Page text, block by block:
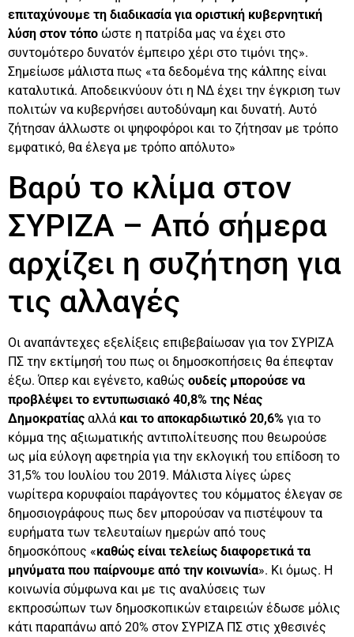
επιταχύνουμε τη διαδικασία για οριστική κυβερνητική
λύση στον τόπο ώστε η πατρίδα μας να έχει στο
συντομότερο δυνατόν έμπειρο χέρι στο τιμόνι της».
Σημείωσε μάλιστα πως «τα δεδομένα της κάλπης είναι
καταλυτικά. Αποδεικνύουν ότι η ΝΔ έχει την έγκριση των
πολιτών να κυβερνήσει αυτοδύναμη και δυνατή. Αυτό
ζήτησαν άλλωστε οι ψηφοφόροι και το ζήτησαν με τρόπο
εμφατικό, θα έλεγα με τρόπο απόλυτο»
Βαρύ το κλίμα στον
ΣΥΡΙΖΑ – Από σήμερα
αρχίζει η συζήτηση για
τις αλλαγές
Οι αναπάντεχες εξελίξεις επιβεβαίωσαν για τον ΣΥΡΙΖΑ
ΠΣ την εκτίμησή του πως οι δημοσκοπήσεις θα έπεφταν
έξω. Όπερ και εγένετο, καθώς ουδείς μπορούσε να
προβλέψει το εντυπωσιακό 40,8% της Νέας
Δημοκρατίας αλλά και το αποκαρδιωτικό 20,6% για το
κόμμα της αξιωματικής αντιπολίτευσης που θεωρούσε
ως μία εύλογη αφετηρία για την εκλογική του επίδοση το
31,5% του Ιουλίου του 2019. Μάλιστα λίγες ώρες
νωρίτερα κορυφαίοι παράγοντες του κόμματος έλεγαν σε
δημοσιογράφους πως δεν μπορούσαν να πιστέψουν τα
ευρήματα των τελευταίων ημερών από τους
δημοσκόπους «καθώς είναι τελείως διαφορετικά τα
μηνύματα που παίρνουμε από την κοινωνία». Κι όμως. Η
κοινωνία σύμφωνα και με τις αναλύσεις των
εκπροσώπων των δημοσκοπικών εταιρειών έδωσε μόλις
κάτι παραπάνω από 20% στον ΣΥΡΙΖΑ ΠΣ στις χθεσινές